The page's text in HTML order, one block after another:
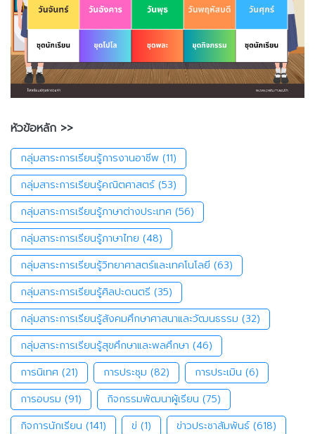
หัวข้อหลัก >>
กลุ่มสาระการเรียนรู้การงานอาชีพ (11)
กลุ่มสาระการเรียนรู้คณิตศาสตร์ (53)
กลุ่มสาระการเรียนรู้ภาษาต่างประเทศ (56)
กลุ่มสาระการเรียนรู้ภาษาไทย (48)
กลุ่มสาระการเรียนรู้วิทยาศาสตร์และเทคโนโลยี (63)
กลุ่มสาระการเรียนรู้ศิลปะดนตรี (35)
กลุ่มสาระการเรียนรู้สังคมศึกษาศาสนาและวัฒนธรรม (32)
กลุ่มสาระการเรียนรู้สุขศึกษาและพลศึกษา (46)
การนิเทศ (21) การประชุม (82) การประเมิน (6)
การอบรม (91) กิจกรรมพัฒนาผู้เรียน (75)
กิจการนักเรียน (141) ข่ (1) ข่าวประชาสัมพันธ์ (618)